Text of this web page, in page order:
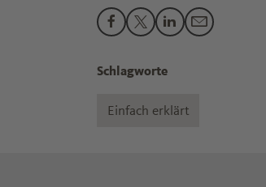
Den Beitrag "Wie klappt
Den Beitrag "Wie
Den Beitrag
Den
Schlagworte
Einfach erklärt